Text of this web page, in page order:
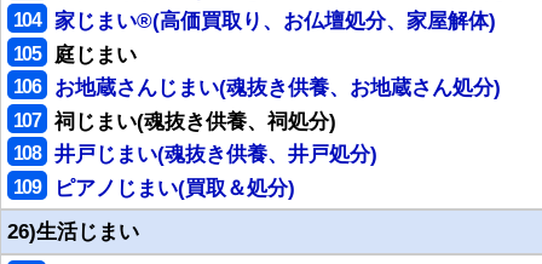
104 家じまい®(高価買取り、お仏壇処分、家屋解体)
105 庭じまい
106 お地蔵さんじまい(魂抜き供養、お地蔵さん処分)
107 祠じまい(魂抜き供養、祠処分)
108 井戸じまい(魂抜き供養、井戸処分)
109
ピアノじまい(買取＆処分)
26)生活じまい